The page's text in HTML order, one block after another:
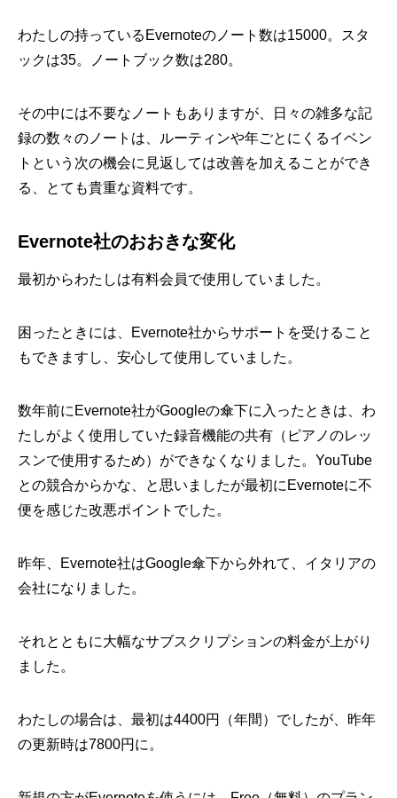
わたしの持っているEvernoteのノート数は15000。スタ
ックは35。ノートブック数は280。
その中には不要なノートもありますが、日々の雑多な記
録の数々のノートは、ルーティンや年ごとにくるイベン
トという次の機会に見返しては改善を加えることができ
る、とても貴重な資料です。
Evernote社のおおきな変化
最初からわたしは有料会員で使用していました。
困ったときには、Evernote社からサポートを受けること
もできますし、安心して使用していました。
数年前にEvernote社がGoogleの傘下に入ったときは、わ
たしがよく使用していた録音機能の共有（ピアノのレッ
スンで使用するため）ができなくなりました。YouTube
との競合からかな、と思いましたが最初にEvernoteに不
便を感じた改悪ポイントでした。
昨年、Evernote社はGoogle傘下から外れて、イタリアの
会社になりました。
それとともに大幅なサブスクリプションの料金が上がり
ました。
わたしの場合は、最初は4400円（年間）でしたが、昨年
の更新時は7800円に。